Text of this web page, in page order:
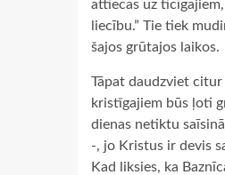
attiecas uz
liecību.” Tie tiek
šajos grūtajos laikos.
Tāpat daudzviet citur
kristīgajiem būs ļoti
dienas netiktu
-, jo Kristus ir devis
Kad liksies, ka